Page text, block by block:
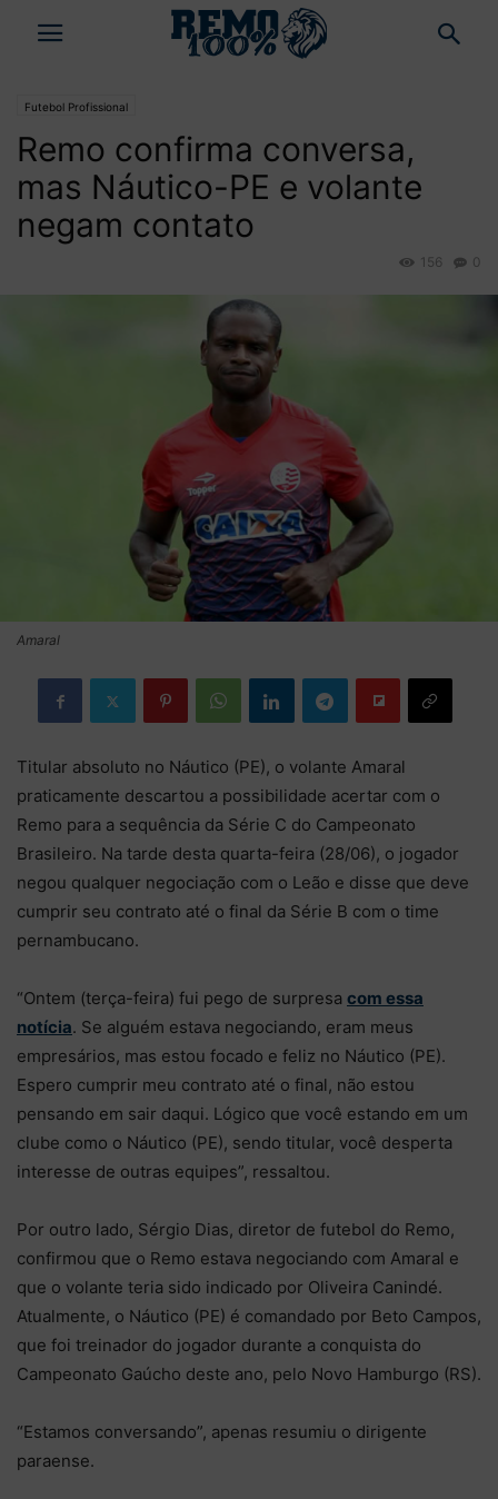
Futebol Profissional
Remo confirma conversa,
mas Náutico-PE e volante
negam contato
0
156
Amaral
Titular absoluto no Náutico (PE), o volante Amaral
praticamente descartou a possibilidade acertar com o
Remo para a sequência da Série C do Campeonato
Brasileiro. Na tarde desta quarta-feira (28/06), o jogador
negou qualquer negociação com o Leão e disse que deve
cumprir seu contrato até o final da Série B com o time
pernambucano.
“Ontem (terça-feira) fui pego de surpresa com essa
notícia. Se alguém estava negociando, eram meus
empresários, mas estou focado e feliz no Náutico (PE).
Espero cumprir meu contrato até o final, não estou
pensando em sair daqui. Lógico que você estando em um
clube como o Náutico (PE), sendo titular, você desperta
interesse de outras equipes”, ressaltou.
Por outro lado, Sérgio Dias, diretor de futebol do Remo,
confirmou que o Remo estava negociando com Amaral e
que o volante teria sido indicado por Oliveira Canindé.
Atualmente, o Náutico (PE) é comandado por Beto Campos,
que foi treinador do jogador durante a conquista do
Campeonato Gaúcho deste ano, pelo Novo Hamburgo (RS).
“Estamos conversando”, apenas resumiu o dirigente
paraense.